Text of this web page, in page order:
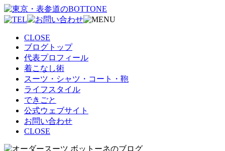
CLOSE
ブログトップ
代表プロフィール
着こなし術
スーツ・シャツ・コート・鞄
ライフスタイル
できごと
公式ウェブサイト
お問い合わせ
CLOSE